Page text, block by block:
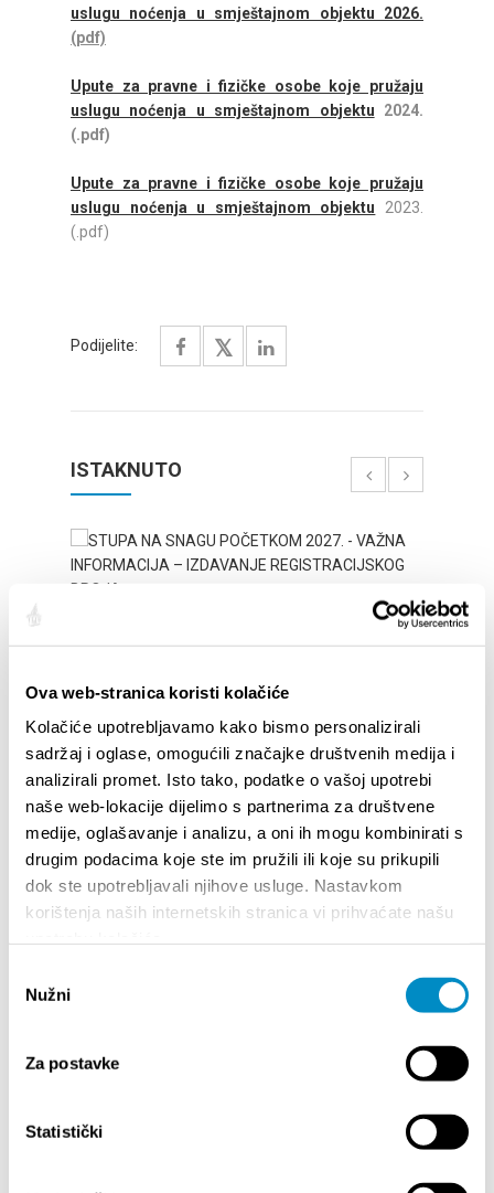
Ova web-stranica koristi kolačiće
Kolačiće upotrebljavamo kako bismo personalizirali
sadržaj i oglase, omogućili značajke društvenih medija i
analizirali promet. Isto tako, podatke o vašoj upotrebi
naše web-lokacije dijelimo s partnerima za društvene
medije, oglašavanje i analizu, a oni ih mogu kombinirati s
drugim podacima koje ste im pružili ili koje su prikupili
dok ste upotrebljavali njihove usluge. Nastavkom
korištenja naših internetskih stranica vi prihvaćate našu
pristanka
Nužni
Za postavke
Statistički
uslugu noćenja u smještajnom objektu 2026.
(pdf)
Upute za pravne i fizičke osobe koje pružaju
uslugu noćenja u smještajnom objektu 2024.
(.pdf)
Upute za pravne i fizičke osobe koje pružaju
uslugu noćenja u smještajnom objektu 2023.
(.pdf)
Podijelite:
ISTAKNUTO
STUPA NA SNAGU POČETKOM 2027. - VAŽNA
INFORMACIJA – IZDAVANJE REGISTRACIJSKOG
BROJA
14.07.2026.-